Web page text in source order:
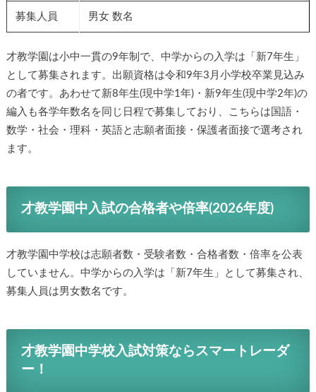
募集人員 男女 数名
才教学園は小中一貫の9年制で、中学からの入学は「新7年生」
として募集されます。出願資格は令和9年3月小学校卒業見込み
の者です。あわせて新8年生(現中学1年)・新9年生(現中学2年)の
編入も各学年数名を同じ日程で募集しており、こちらは国語・
数学・社会・理科・英語と志願者面接・保護者面接で選考され
ます。
才教学園中入試の合格者や倍率(2026年度)
才教学園中学校は志願者数・受験者数・合格者数・倍率を公表
していません。中学からの入学は「新7年生」として募集され、
募集人員は男女数名です。
才教学園中学校入試対策ならスマートレーダ
ー！